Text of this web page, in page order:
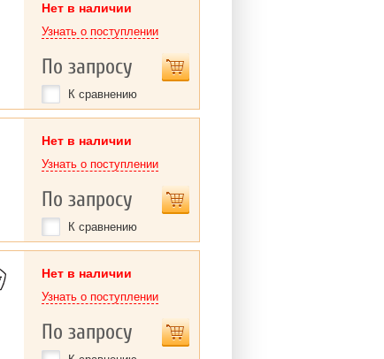
Нет в наличии
Узнать о поступлении
По запросу
К сравнению
Нет в наличии
Узнать о поступлении
По запросу
К сравнению
Нет в наличии
Узнать о поступлении
По запросу